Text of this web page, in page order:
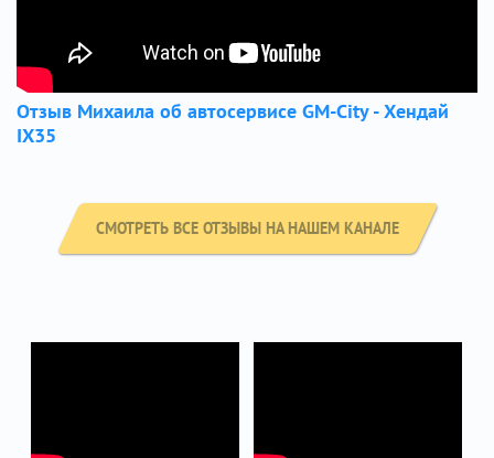
Отзыв Михаила об автосервисе GM-City - Хендай
IX35
СМОТРЕТЬ ВСЕ ОТЗЫВЫ НА НАШЕМ КАНАЛЕ